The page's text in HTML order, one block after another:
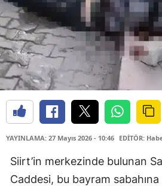
YAYINLAMA: 27 Mayıs 2026 - 10:46 EDİTÖR:
Siirt’in merkezinde bulunan
Caddesi, bu bayram